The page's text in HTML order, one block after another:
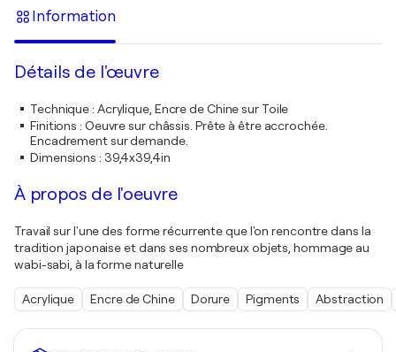
Information
Détails de l'œuvre
Technique: Acrylique, Encre de Chine sur Toile
Finitions : Oeuvre sur châssis. Prête à être accrochée.
Encadrement sur demande.
Dimensions : 39,4x39,4in
À propos de l'oeuvre
Travail sur l'une des forme récurrente que l'on rencontre dans la
tradition japonaise et dans ses nombreux objets, hommage au
wabi-sabi, à la forme naturelle
Acrylique Encre de Chine Dorure Pigments Abstraction